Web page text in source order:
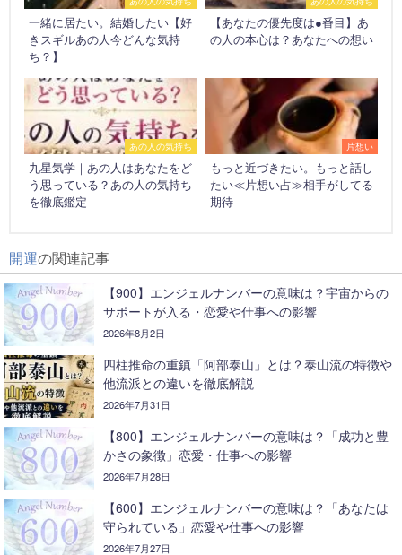
一緒に居たい。結婚したい【好
きスギルあの人今どんな気持
ち？】
【あなたの優先度は●番目】あ
の人の本心は？あなたへの想い
あの人の気持ち
九星気学｜あの人はあなたをど
う思っている？あの人の気持ち
を徹底鑑定
片想い
もっと近づきたい。もっと話し
たい≪片想い占≫相手がしてる
期待
開運の関連記事
【900】エンジェルナンバーの意味は？宇宙からの
サポートが入る・恋愛や仕事への影響
2026年8月2日
四柱推命の重鎮「阿部泰山」とは？泰山流の特徴や
他流派との違いを徹底解説
2026年7月31日
【800】エンジェルナンバーの意味は？「成功と豊
かさの象徴」恋愛・仕事への影響
2026年7月28日
【600】エンジェルナンバーの意味は？「あなたは
守られている」恋愛や仕事への影響
2026年7月27日